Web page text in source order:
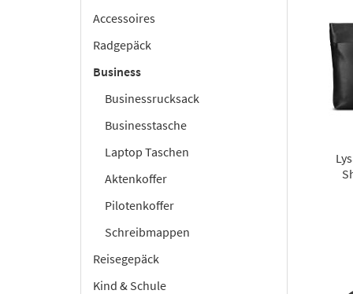
Accessoires
Radgepäck
Business
Businessrucksack
Businesstasche
Laptop Taschen
Aktenkoffer
Pilotenkoffer
Schreibmappen
Reisegepäck
Kind & Schule